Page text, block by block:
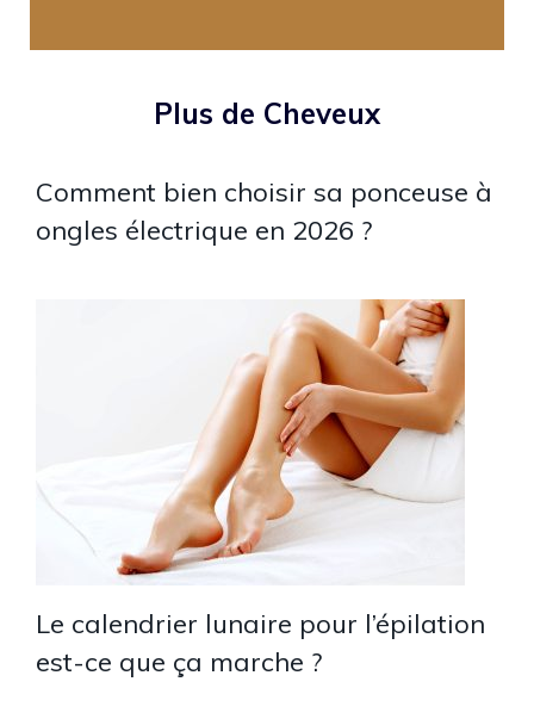
Plus de Cheveux
Comment bien choisir sa ponceuse à
ongles électrique en 2026 ?
Le calendrier lunaire pour l’épilation
est-ce que ça marche ?